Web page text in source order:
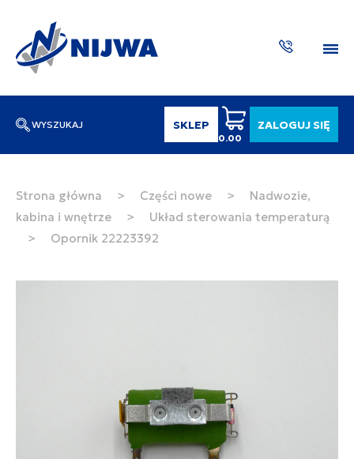
WYSZUKAJ SKLEP
0.00
ZALOGUJ SIĘ
Wpisz numer katalogowy lub nazwę
SZUKAJ
Strona główna > Części nowe >
Nadwozie,
kabina i wnętrze
>
Układ sterowania temperaturą
>
Opornik 22223392